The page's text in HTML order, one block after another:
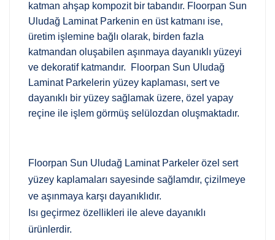
katman ahşap kompozit bir tabandır. Floorpan Sun
Uludağ Laminat Parkenin en üst katmanı ise,
üretim işlemine bağlı olarak, birden fazla
katmandan oluşabilen aşınmaya dayanıklı yüzeyi
ve dekoratif katmandır. Floorpan Sun Uludağ
Laminat Parkelerin yüzey kaplaması, sert ve
dayanıklı bir yüzey sağlamak üzere, özel yapay
reçine ile işlem görmüş selülozdan oluşmaktadır.
Floorpan Sun Uludağ Laminat Parkeler özel sert
yüzey kaplamaları sayesinde sağlamdır, çizilmeye
ve aşınmaya karşı dayanıklıdır.
Isı geçirmez özellikleri ile aleve dayanıklı
ürünlerdir.